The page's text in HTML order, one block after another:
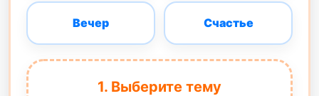
Вечер Счастье
1. Выберите тему